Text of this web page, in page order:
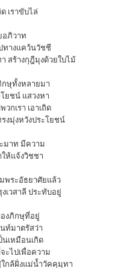
เราขับไล่
อภิวาท
ทางแคว้นวัชชี
สร้างกุฎีมุงด้วยใบไม้
ษุทั้งหลายมา
ยชน์ แสวงหา
กเรา เอาเถิด
งมุ่งหวังประโยชน์
มาท มีความ
ห้แจ้งวิชชา
พระอัธยาศัยแล้ว
เวสาลี ประทับอยู่
งภิกษุที่อยู่
ท์มาตรัสว่า
เหมือนเกิด
ะไปเพื่อความ
กล้ฝั่งแม่น้ำวัคคุมุทา